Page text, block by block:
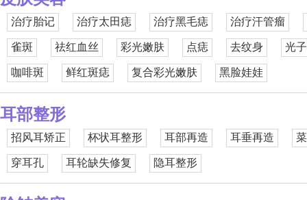
治疗胎记 治疗太田痣 治疗黑毛痣 治疗汗管瘤
雀斑 祛红血丝 彩光嫩肤 点痣 去纹身 光
咖啡斑 鲜红斑痣 复合彩光嫩肤 黑脸娃娃
耳部整形
招风耳矫正 杯状耳整形 耳部再造 耳垂再造
穿耳孔 耳轮缺失修复 隐耳整形